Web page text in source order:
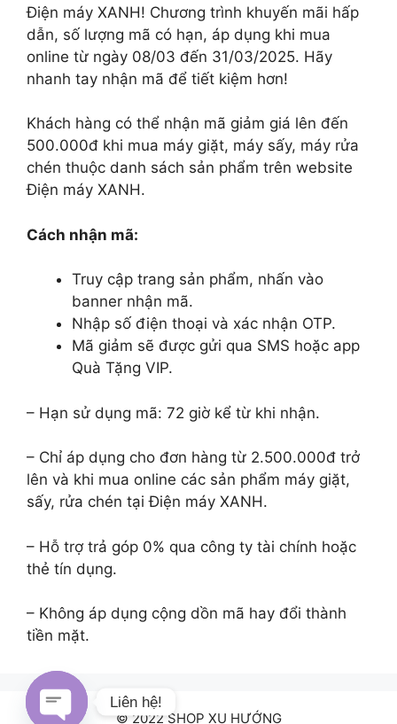
Điện máy XANH! Chương trình khuyến mãi hấp
dẫn, số lượng mã có hạn, áp dụng khi mua
online từ ngày 08/03 đến 31/03/2025. Hãy
nhanh tay nhận mã để tiết kiệm hơn!
Khách hàng có thể nhận mã giảm giá lên đến
500.000đ khi mua máy giặt, máy sấy, máy rửa
chén thuộc danh sách sản phẩm trên website
Điện máy XANH.
Cách nhận mã:
Truy cập trang sản phẩm, nhấn vào
banner nhận mã.
Nhập số điện thoại và xác nhận OTP.
Mã giảm sẽ được gửi qua SMS hoặc app
Quà Tặng VIP.
– Hạn sử dụng mã: 72 giờ kể từ khi nhận.
– Chỉ áp dụng cho đơn hàng từ 2.500.000đ trở
lên và khi mua online các sản phẩm máy giặt,
sấy, rửa chén tại Điện máy XANH.
– Hỗ trợ trả góp 0% qua công ty tài chính hoặc
thẻ tín dụng.
– Không áp dụng cộng dồn mã hay đổi thành
tiền mặt.
© 2022 SHOP XU HƯỚNG
Liên hệ!